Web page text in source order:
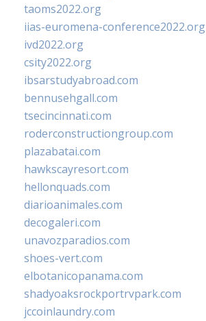
taoms2022.org
iias-euromena-conference2022.org
ivd2022.org
csity2022.org
ibsarstudyabroad.com
bennusehgall.com
tsecincinnati.com
roderconstructiongroup.com
plazabatai.com
hawkscayresort.com
hellonquads.com
diarioanimales.com
decogaleri.com
unavozparadios.com
shoes-vert.com
elbotanicopanama.com
shadyoaksrockportrvpark.com
jccoinlaundry.com